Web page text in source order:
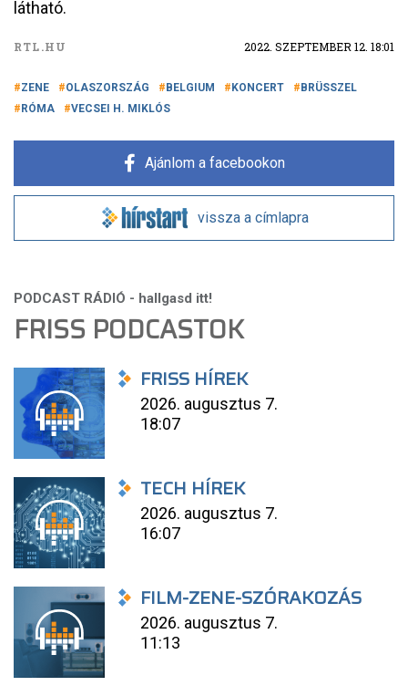
látható.
RTL.HU 2022. SZEPTEMBER 12. 18:01
ZENE OLASZORSZÁG BELGIUM KONCERT
BRÜSSZEL
RÓMA
VECSEI H. MIKLÓS
Ajánlom a facebookon
vissza a címlapra
FRISS PODCASTOK
FRISS HÍREK
2026. augusztus 7.
18:07
TECH HÍREK
2026. augusztus 7.
16:07
FILM-ZENE-SZÓRAKOZÁS
2026. augusztus 7.
11:13